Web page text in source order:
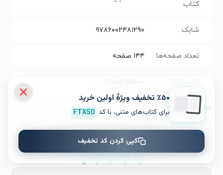
کتاب
شابک ۹۷۸۶۰۰۲۴۸۱۲۹۰
تعداد صفحه‌ها ۱۴۴ صفحه
نظر شما دربارهٔ این کتاب
به این کتاب چه امتیازی می‌دهید؟
۱ ۲ ۳ ۴ ۵
٪۵۰ تخفیف ویژۀ اولین خرید
برای کتاب‌های متنی، با کد FTX50
کپی کردن کد تخفیف